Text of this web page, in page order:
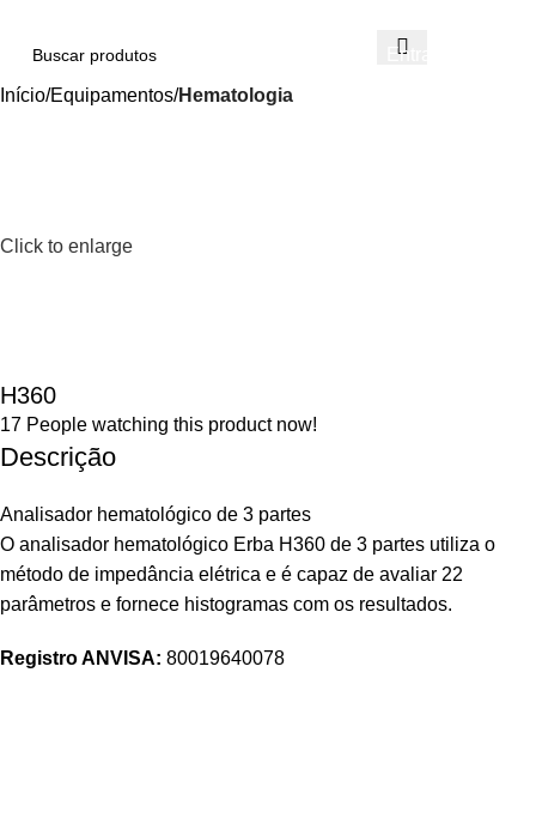
Entrar / Cadastrar
Início Equipamentos Hematologia
Click to enlarge
H360
17 People watching this product now!
Descrição
Analisador hematológico de 3 partes
O analisador hematológico Erba H360 de 3 partes utiliza o
método de impedância elétrica e é capaz de avaliar 22
parâmetros e fornece histogramas com os resultados.
Registro ANVISA: 80019640078